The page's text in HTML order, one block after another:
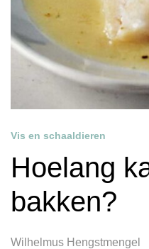
Vis en schaaldieren
Hoelang
bakken?
Wilhelmus Hengstmengel